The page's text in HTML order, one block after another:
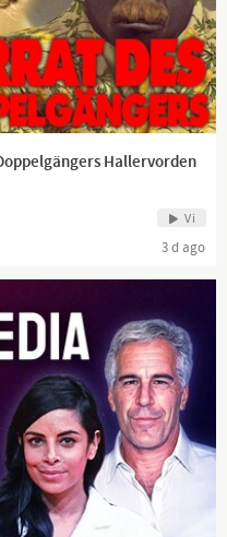
Hallervorden
Vi
3 d ago